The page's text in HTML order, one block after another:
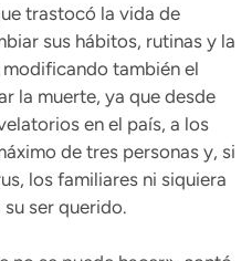
trastocó la vida de
sus hábitos, rutinas y la
también el
la muerte, ya que desde
en el país, a los
de tres personas y, si
los familiares ni siquiera
ser querido.